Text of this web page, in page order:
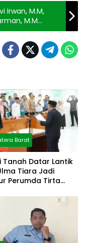
Irwan, M.M,
M.M
Nyaman
Barat
Tanah Datar Lantik
Tiara Jadi
Perumda Tirta